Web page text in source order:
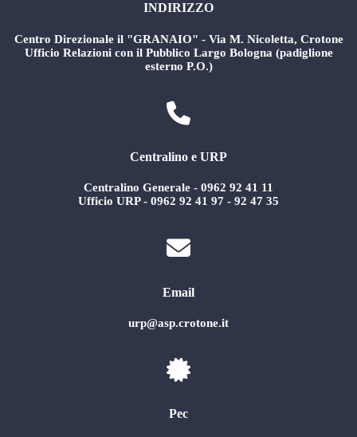
INDIRIZZO
Centro Direzionale il "GRANAIO" - Via M. Nicoletta, Crotone
Ufficio Relazioni con il Pubblico Largo Bologna (padiglione
esterno P.O.)
Centralino e URP
Centralino Generale - 0962 92 41 11
Ufficio URP - 0962 92 41 97 - 92 47 35
Email
urp@asp.crotone.it
Pec